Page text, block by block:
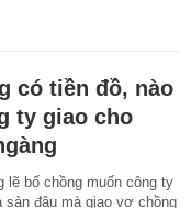
có tiền đồ, nào
ty giao cho
lẽ bố chồng muốn công ty
sản đâu mà giao vợ chồng